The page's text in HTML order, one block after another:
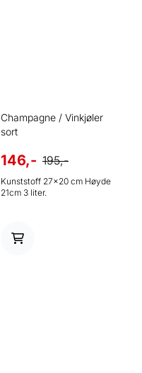
Champagne / Vinkjøler
sort
146,- 195,-
Kunststoff 27x20 cm Høyde
21cm 3 liter.